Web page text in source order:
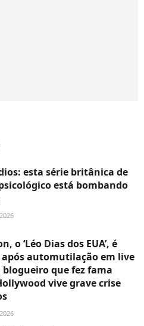
esta série britânica de
está bombando
o ‘Léo Dias dos EUA’, é
automutilação em live
blogueiro que fez fama
vive grave crise